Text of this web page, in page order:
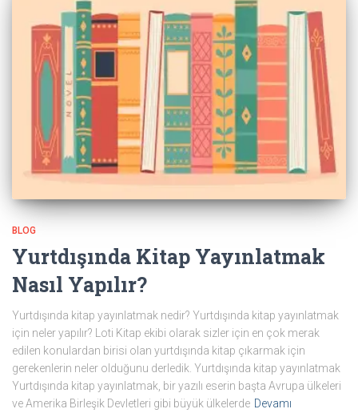
BLOG
Yurtdışında Kitap Yayınlatmak
Nasıl Yapılır?
Yurtdışında kitap yayınlatmak nedir? Yurtdışında kitap yayınlatmak
için neler yapılır? Loti Kitap ekibi olarak sizler için en çok merak
edilen konulardan birisi olan yurtdışında kitap çıkarmak için
gerekenlerin neler olduğunu derledik. Yurtdışında kitap yayınlatmak
Yurtdışında kitap yayınlatmak, bir yazılı eserin başta Avrupa ülkeleri
ve Amerika Birleşik Devletleri gibi büyük ülkelerde Devamı